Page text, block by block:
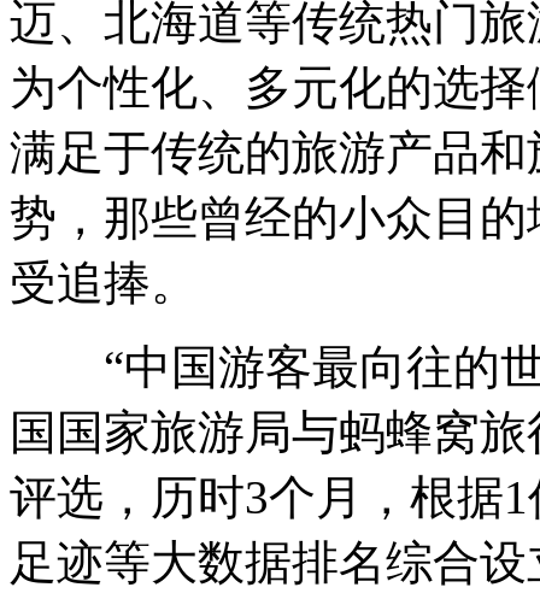
迈、北海道等传统热门
为个性化、多元化的选
满足于传统的旅游产品
势，那些曾经的小众目
受追捧。
“中国游客最向往的世
国国家旅游局与蚂蜂窝
评选，历时3个月，根据
足迹等大数据排名综合